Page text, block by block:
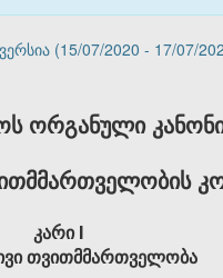
(15/07/2020 - 17/07/
ორგანული
კარი I
თვითმმართველობა